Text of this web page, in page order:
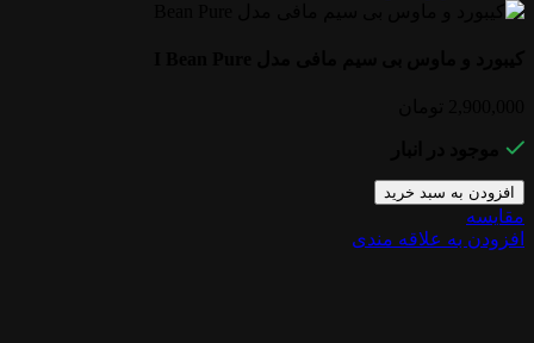
افزودن به سبد خرید
مقایسه
افزودن به علاقه مندی